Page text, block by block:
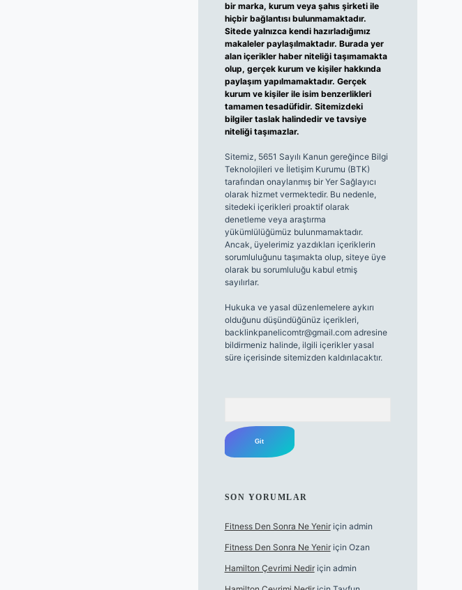
bir marka, kurum veya şahıs şirketi ile
hiçbir bağlantısı bulunmamaktadır.
Sitede yalnızca kendi hazırladığımız
makaleler paylaşılmaktadır. Burada yer
alan içerikler haber niteliği taşımamakta
olup, gerçek kurum ve kişiler hakkında
paylaşım yapılmamaktadır. Gerçek
kurum ve kişiler ile isim benzerlikleri
tamamen tesadüfidir. Sitemizdeki
bilgiler taslak halindedir ve tavsiye
niteliği taşımazlar.
Sitemiz, 5651 Sayılı Kanun gereğince Bilgi
Teknolojileri ve İletişim Kurumu (BTK)
tarafından onaylanmış bir Yer Sağlayıcı
olarak hizmet vermektedir. Bu nedenle,
sitedeki içerikleri proaktif olarak
denetleme veya araştırma
yükümlülüğümüz bulunmamaktadır.
Ancak, üyelerimiz yazdıkları içeriklerin
sorumluluğunu taşımakta olup, siteye üye
olarak bu sorumluluğu kabul etmiş
sayılırlar.
Hukuka ve yasal düzenlemelere aykırı
olduğunu düşündüğünüz içerikleri,
backlinkpanelicomtr@gmail.comadresine
bildirmeniz halinde, ilgili içerikler yasal
süre içerisinde sitemizden kaldırılacaktır.
SON YORUMLAR
Fitness Den Sonra Ne Yeniriçin admin
Fitness Den Sonra Ne Yeniriçin Ozan
Hamilton Çevrimi Nediriçin admin